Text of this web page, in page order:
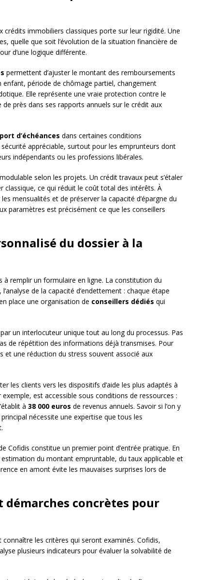
crédits immobiliers classiques porte sur leur rigidité. Une
quelle que soit l’évolution de la situation financière de
d’une logique différente.
permettent d’ajuster le montant des remboursements
enfant, période de chômage partiel, changement
Elle représente une vraie protection contre le
de près dans ses rapports annuels sur le crédit aux
d’échéances dans certaines conditions
appréciable, surtout pour les emprunteurs dont
indépendants ou les professions libérales.
selon les projets. Un crédit travaux peut s’étaler
classique, ce qui réduit le coût total des intérêts. À
mensualités et de préserver la capacité d’épargne du
paramètres est précisément ce que les conseillers
du dossier à la
à remplir un formulaire en ligne. La constitution du
de la capacité d’endettement : chaque étape
place une organisation de conseillers dédiés qui
un interlocuteur unique tout au long du processus. Pas
de répétition des informations déjà transmises. Pour
et une réduction du stress souvent associé aux
les clients vers les dispositifs d’aide les plus adaptés à
exemple, est accessible sous conditions de ressources :
à 38 000 euros de revenus annuels. Savoir si l’on y
nécessite une expertise que tous les
Cofidis constitue un premier point d’entrée pratique. En
du montant empruntable, du taux applicable et
en amont évite les mauvaises surprises lors de
concrètes pour
les critères qui seront examinés. Cofidis,
plusieurs indicateurs pour évaluer la solvabilité de